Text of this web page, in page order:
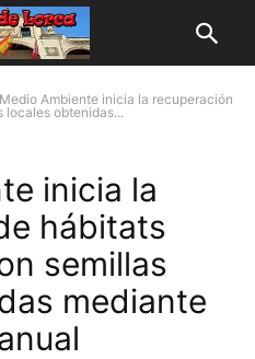
Medio Ambiente inicia la recuperación
locales obtenidas...
inicia la
hábitats
semillas
mediante